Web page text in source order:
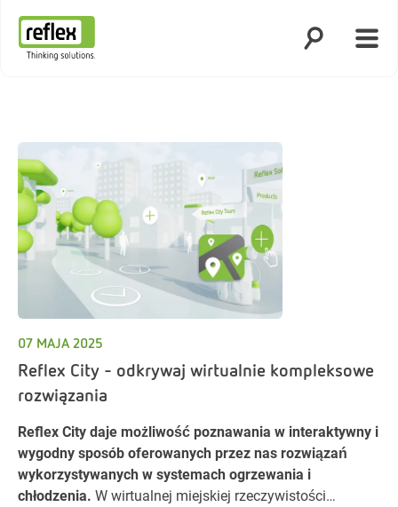
07 MAJA 2025
Reflex City - odkrywaj wirtualnie kompleksowe
rozwiązania
Reflex City daje możliwość poznawania w interaktywny i
wygodny sposób oferowanych przez nas rozwiązań
wykorzystywanych w systemach ogrzewania i
chłodzenia. W wirtualnej miejskiej rzeczywistości